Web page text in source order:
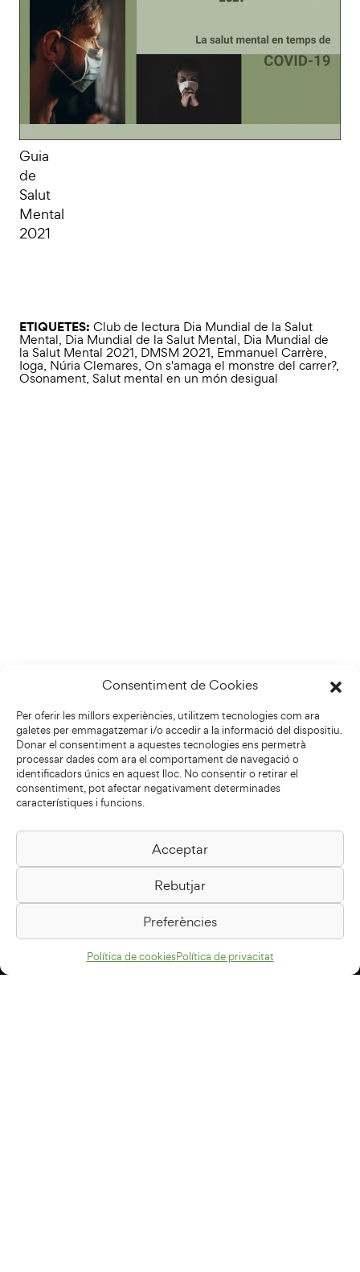
Consentiment de Cookies
Per oferir les millors experiències, utilitzem tecnologies com ara
galetes per emmagatzemar i/o accedir a la informació del dispositiu.
Donar el consentiment a aquestes tecnologies ens permetrà
processar dades com ara el comportament de navegació o
identificadors únics en aquest lloc. No consentir o retirar el
consentiment, pot afectar negativament determinades
característiques i funcions.
Acceptar
Rebutjar
Preferències
Política de cookiesPolítica de privacitat
Guia
de
Salut
Mental
2021
ETIQUETES: Club de lectura Dia Mundial de la Salut
Mental, Dia Mundial de la Salut Mental, Dia Mundial de
la Salut Mental 2021, DMSM 2021, Emmanuel Carrère,
Ioga, Núria Clemares, On s'amaga el monstre del carrer?,
Osonament, Salut mental en un món desigual
Biblioteca Pilarin Bayés
Passeig de la Generalitat, 1
08500 Vic